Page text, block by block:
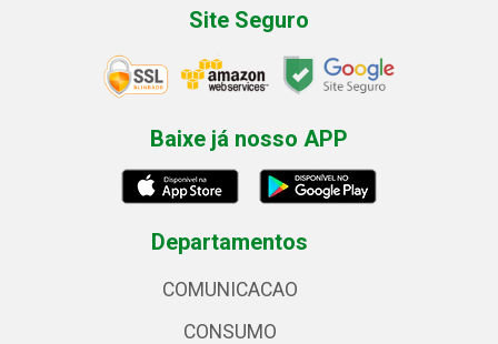
Site Seguro
Baixe já nosso APP
Departamentos
COMUNICACAO
CONSUMO